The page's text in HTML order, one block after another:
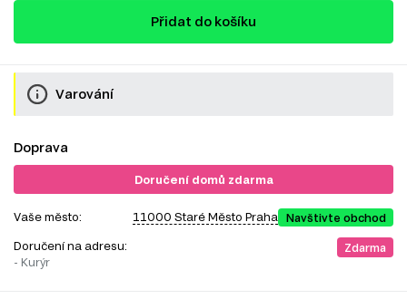
Přidat do košíku
Varování
Doprava
Doručení domů zdarma
Vaše město: 11000 Staré Město Praha Navštivte obchod
Doručení na adresu:
- Kurýr
Zdarma